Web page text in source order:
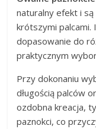
naturalny efekt i
krótszymi palcami.
dopasowanie do
praktycznym
Przy dokonaniu
długością palców
ozdobna kreacja,
paznokci, co